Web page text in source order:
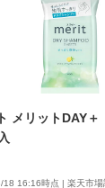
メリットDAY＋
18 16:16時点 | 楽天市場